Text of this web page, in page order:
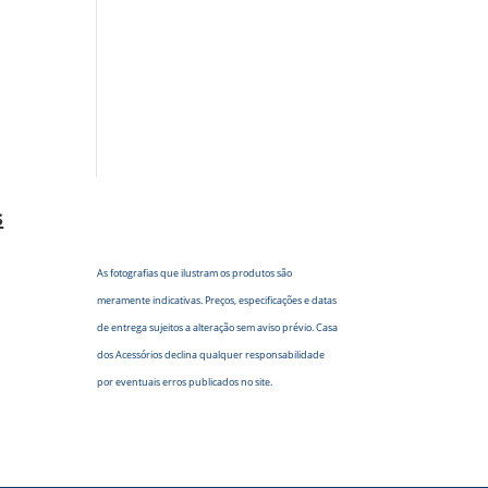
As fotografias que ilustram os produtos são
meramente indicativas. Preços, especificações e datas
de entrega sujeitos a alteração sem aviso prévio. Casa
dos Acessórios declina qualquer responsabilidade
por eventuais erros publicados no site.